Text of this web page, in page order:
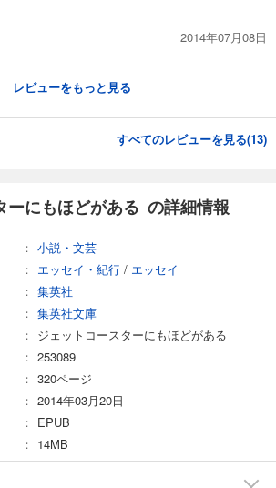
2014年07月08日
レビューをもっと見る
すべてのレビューを見る(13)
ーにもほどがある の詳細情報
小説・文芸
エッセイ・紀行 / エッセイ
集英社
集英社文庫
ジェットコースターにもほどがある
253089
320ページ
2014年03月20日
EPUB
14MB